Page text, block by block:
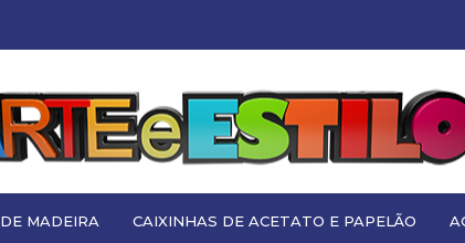
MADEIRA CAIXINHAS DE ACETATO E PAPELÃO